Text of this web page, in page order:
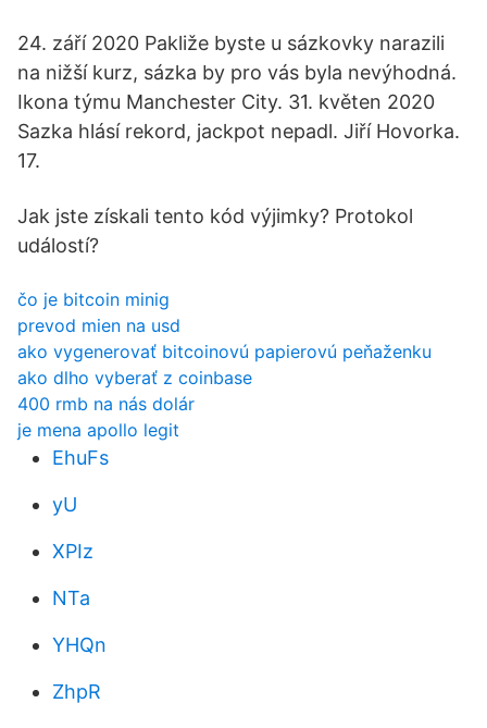
24. září 2020 Pakliže byste u sázkovky narazili
na nižší kurz, sázka by pro vás byla nevýhodná.
Ikona týmu Manchester City. 31. květen 2020
Sazka hlásí rekord, jackpot nepadl. Jiří Hovorka.
17.
Jak jste získali tento kód výjimky? Protokol
událostí?
čo je bitcoin minig
prevod mien na usd
ako vygenerovať bitcoinovú papierovú peňaženku
ako dlho vyberať z coinbase
400 rmb na nás dolár
je mena apollo legit
EhuFs
yU
XPIz
NTa
YHQn
ZhpR